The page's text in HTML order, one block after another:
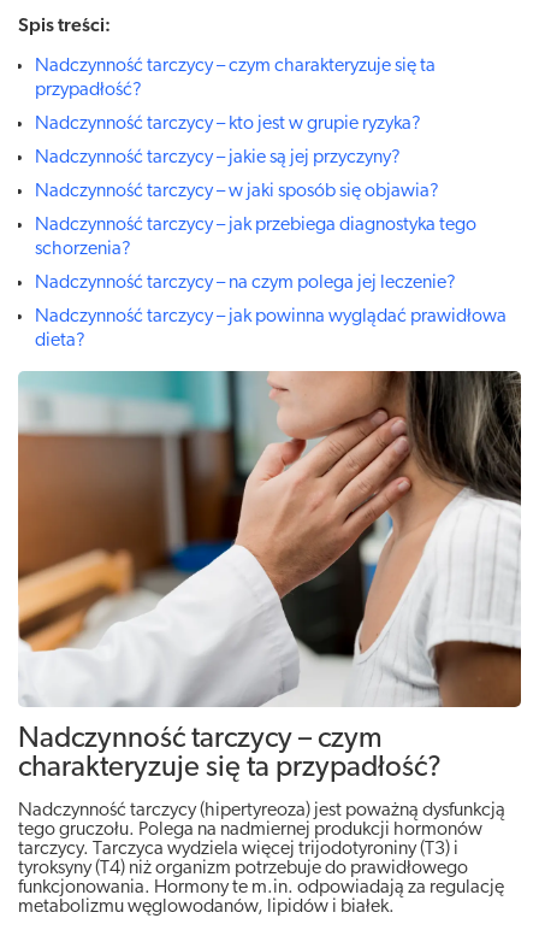
Spis treści:
Nadczynność tarczycy – czym charakteryzuje się ta
przypadłość?
Nadczynność tarczycy – kto jest w grupie ryzyka?
Nadczynność tarczycy – jakie są jej przyczyny?
Nadczynność tarczycy – w jaki sposób się objawia?
Nadczynność tarczycy – jak przebiega diagnostyka tego
schorzenia?
Nadczynność tarczycy – na czym polega jej leczenie?
Nadczynność tarczycy – jak powinna wyglądać prawidłowa
dieta?
Nadczynność tarczycy – czym
charakteryzuje się ta przypadłość?
Nadczynność tarczycy (hipertyreoza) jest poważną dysfunkcją
tego gruczołu. Polega na nadmiernej produkcji hormonów
tarczycy. Tarczyca wydziela więcej trijodotyroniny (T3) i
tyroksyny (T4) niż organizm potrzebuje do prawidłowego
funkcjonowania. Hormony te m.in. odpowiadają za regulację
metabolizmu węglowodanów, lipidów i białek.